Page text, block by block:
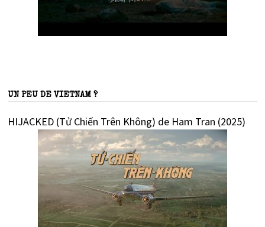
UN PEU DE VIETNAM ?
HIJACKED (Tử Chiến Trên Không) de Ham Tran (2025)